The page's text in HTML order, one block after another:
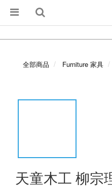
全部商品 Furniture 家具
天童木工 柳宗